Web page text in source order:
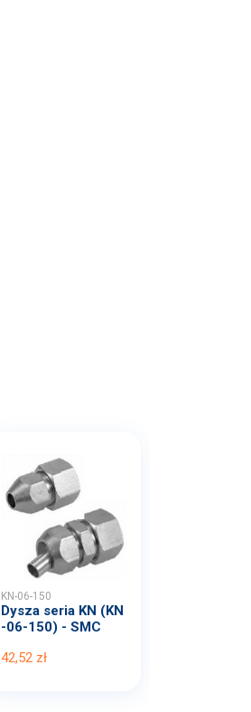
KN-06-150
Dysza seria KN (KN
-06-150) - SMC
42,52 zł